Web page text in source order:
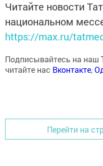
Читайте новости
национальном
https://max.ru/
Подписывайтесь на наш
читайте нас Вконтакте,
Перейти на